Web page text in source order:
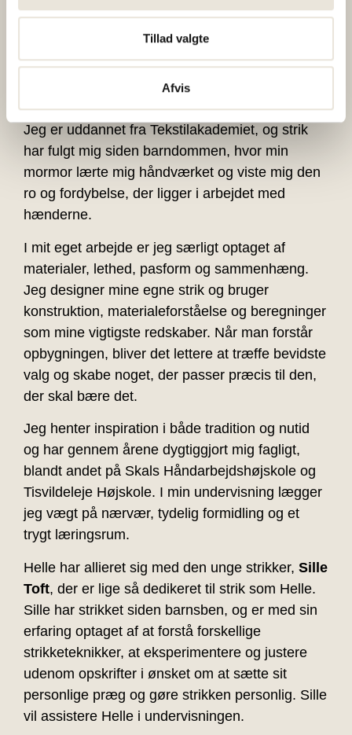
Tillad valgte
Afvis
Mit mål er at tilbyde et kursus, hvor du kommer
godt i gang med din sommerbluse og får støtte
Jeg er uddannet fra Tekstilakademiet, og strik
har fulgt mig siden barndommen, hvor min
mormor lærte mig håndværket og viste mig den
ro og fordybelse, der ligger i arbejdet med
hænderne.
I mit eget arbejde er jeg særligt optaget af
materialer, lethed, pasform og sammenhæng.
Jeg designer mine egne strik og bruger
konstruktion, materialeforståelse og beregninger
som mine vigtigste redskaber. Når man forstår
opbygningen, bliver det lettere at træffe bevidste
valg og skabe noget, der passer præcis til den,
der skal bære det.
Jeg henter inspiration i både tradition og nutid
og har gennem årene dygtiggjort mig fagligt,
blandt andet på Skals Håndarbejdshøjskole og
Tisvildeleje Højskole. I min undervisning lægger
jeg vægt på nærvær, tydelig formidling og et
trygt læringsrum.
Helle har allieret sig med den unge strikker, Sille
Toft, der er lige så dedikeret til strik som Helle.
Sille har strikket siden barnsben, og er med sin
erfaring optaget af at forstå forskellige
strikketeknikker, at eksperimentere og justere
udenom opskrifter i ønsket om at sætte sit
personlige præg og gøre strikken personlig. Sille
vil assistere Helle i undervisningen.